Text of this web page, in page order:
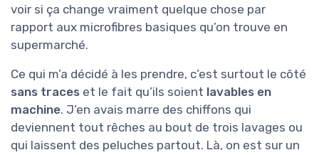
voir si ça change vraiment quelque chose par
rapport aux microfibres basiques qu’on trouve en
supermarché.
Ce qui m’a décidé à les prendre, c’est surtout le côté
sans traces et le fait qu’ils soient lavables en
machine. J’en avais marre des chiffons qui
deviennent tout rêches au bout de trois lavages ou
qui laissent des peluches partout. Là, on est sur un